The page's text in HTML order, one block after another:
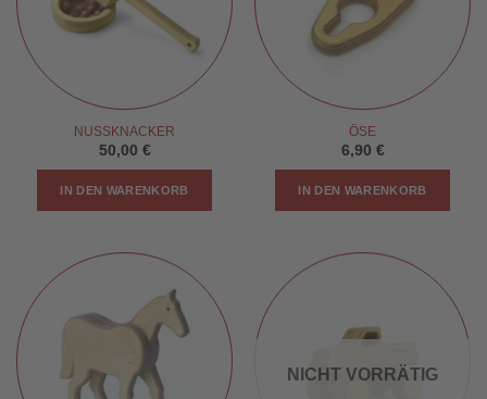
NUSSKNACKER
50,00 €
IN DEN WARENKORB
ÖSE
6,90 €
IN DEN WARENKORB
NICHT VORRÄTIG